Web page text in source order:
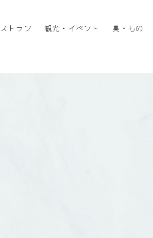
トラン 観光・イベント 美・もの